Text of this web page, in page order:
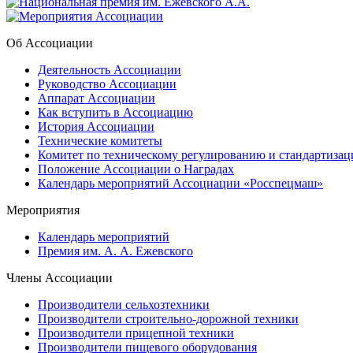
Об Ассоциации
Деятельность Ассоциации
Руководство Ассоциации
Аппарат Ассоциации
Как вступить в Ассоциацию
История Ассоциации
Технические комитеты
Комитет по техническому регулированию и
Положение Ассоциации о Наградах
Календарь мероприятий Ассоциации «Росспецмаш»
Мероприятия
Календарь мероприятий
Премия им. А. А. Ежевского
Члены Ассоциации
Производители сельхозтехники
Производители строительно-дорожной техники
Производители прицепной техники
Производители пищевого оборудования